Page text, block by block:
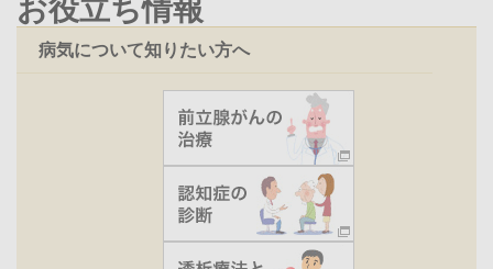
お役立ち情報
病気について知りたい方へ